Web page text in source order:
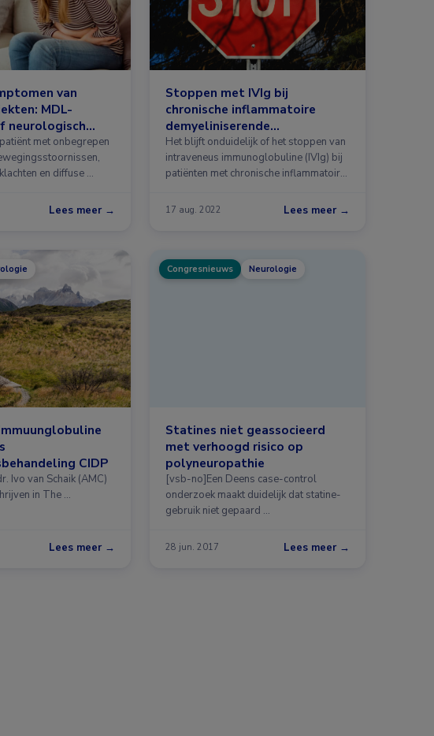
van
MDL-
neurologisch
met onbegrepen
en diffuse …
Lees meer →
Stoppen met IVIg bij
chronische inflammatoire
demyeliniserende
polyradiculoneuropathie?
Het blijft onduidelijk of het stoppen van
intraveneus immunoglobuline (IVIg) bij
patiënten met chronische inflammatoire
17 aug. 2022 Lees meer →
CIDP
Ivo van Schaik (AMC)
in The …
Lees meer →
Congresnieuws Neurologie
Statines niet geassocieerd
met verhoogd risico op
polyneuropathie
[vsb-no]Een Deens case-control
onderzoek maakt duidelijk dat statine-
gebruik niet gepaard …
28 jun. 2017 Lees meer →